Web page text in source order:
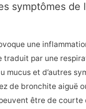
symptômes de
une
traduit par une
mucus et d’autres
de bronchite aiguë
être de courte